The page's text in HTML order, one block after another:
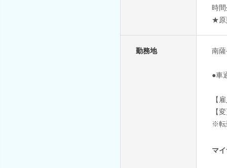
時
★原
勤務地 南
●車
【
【
※転
マ